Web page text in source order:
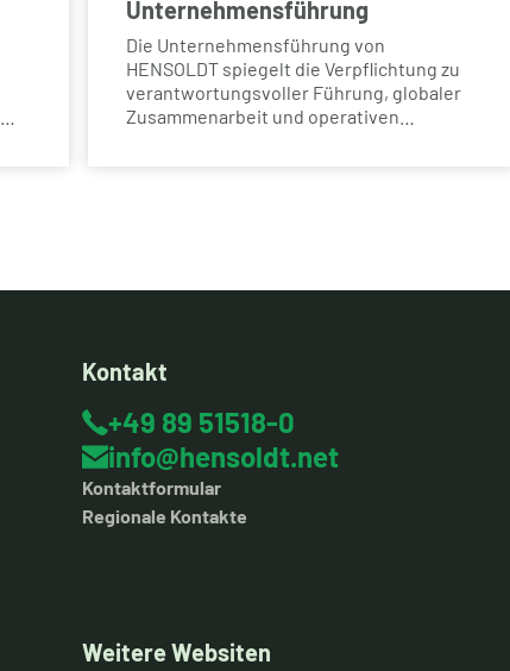
Unternehmensführung
Die Unternehmensführung von
HENSOLDT spiegelt die Verpflichtung zu
verantwortungsvoller Führung, globaler
Zusammenarbeit und operativen
Ausrichtung unserer globalen
Kontakt
+49 89 51518-0
info@hensoldt.net
Kontaktformular
Regionale Kontakte
Weitere Websiten